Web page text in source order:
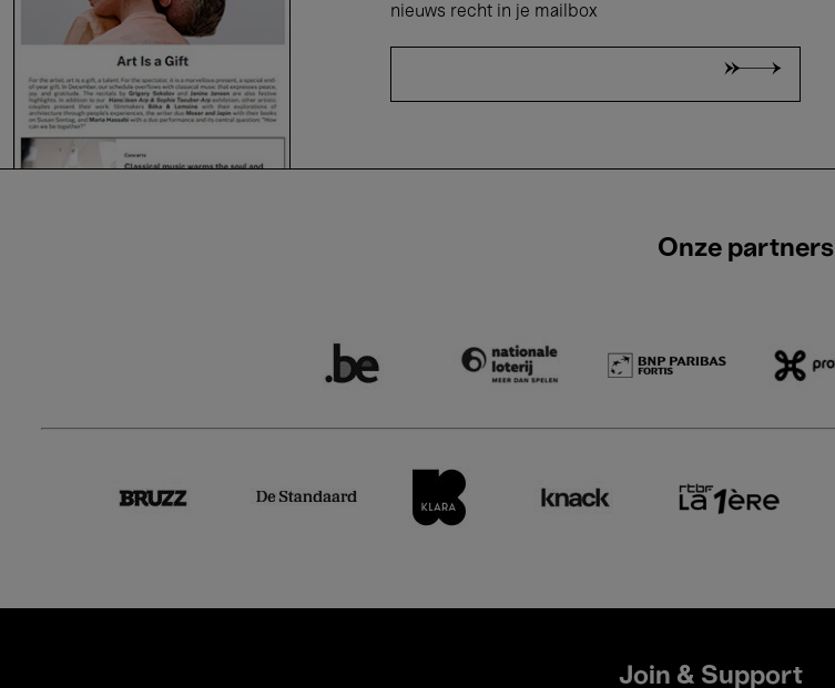
nieuws recht in je mailbox
Onze partners
Join & Support